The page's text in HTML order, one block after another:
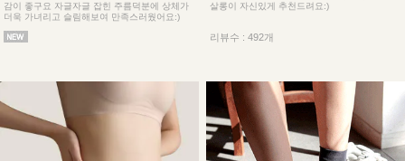
감이 좋구요 자글자글 잡힌 주름덕분에 상체가
더욱 가녀리고 슬림해보여 만족스러웠어요:)
살롱이 자신있게 추천드려요:)
리뷰수 : 492개